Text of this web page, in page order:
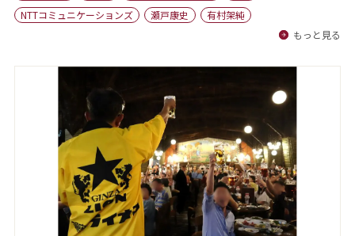
会社概要
NTTコミュニケーションズ
瀬戸康史
有村架純
もっと見る